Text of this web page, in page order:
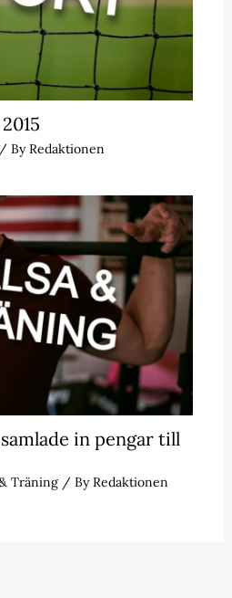
ByRedaktionen
in pengar till
Träning/ ByRedaktionen